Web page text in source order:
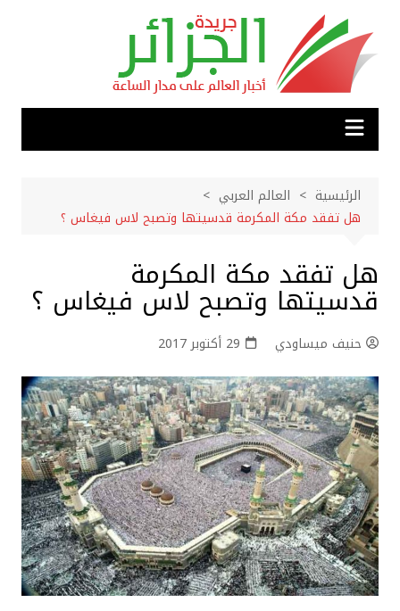
المحتوى
الرئيسية
العالم العربي
هل تفقد مكة المكرمة قدسيتها وتصبح لاس فيغاس ؟
هل تفقد مكة المكرمة
قدسيتها وتصبح لاس فيغاس ؟
حنيف ميساودي 29 أكتوبر 2017